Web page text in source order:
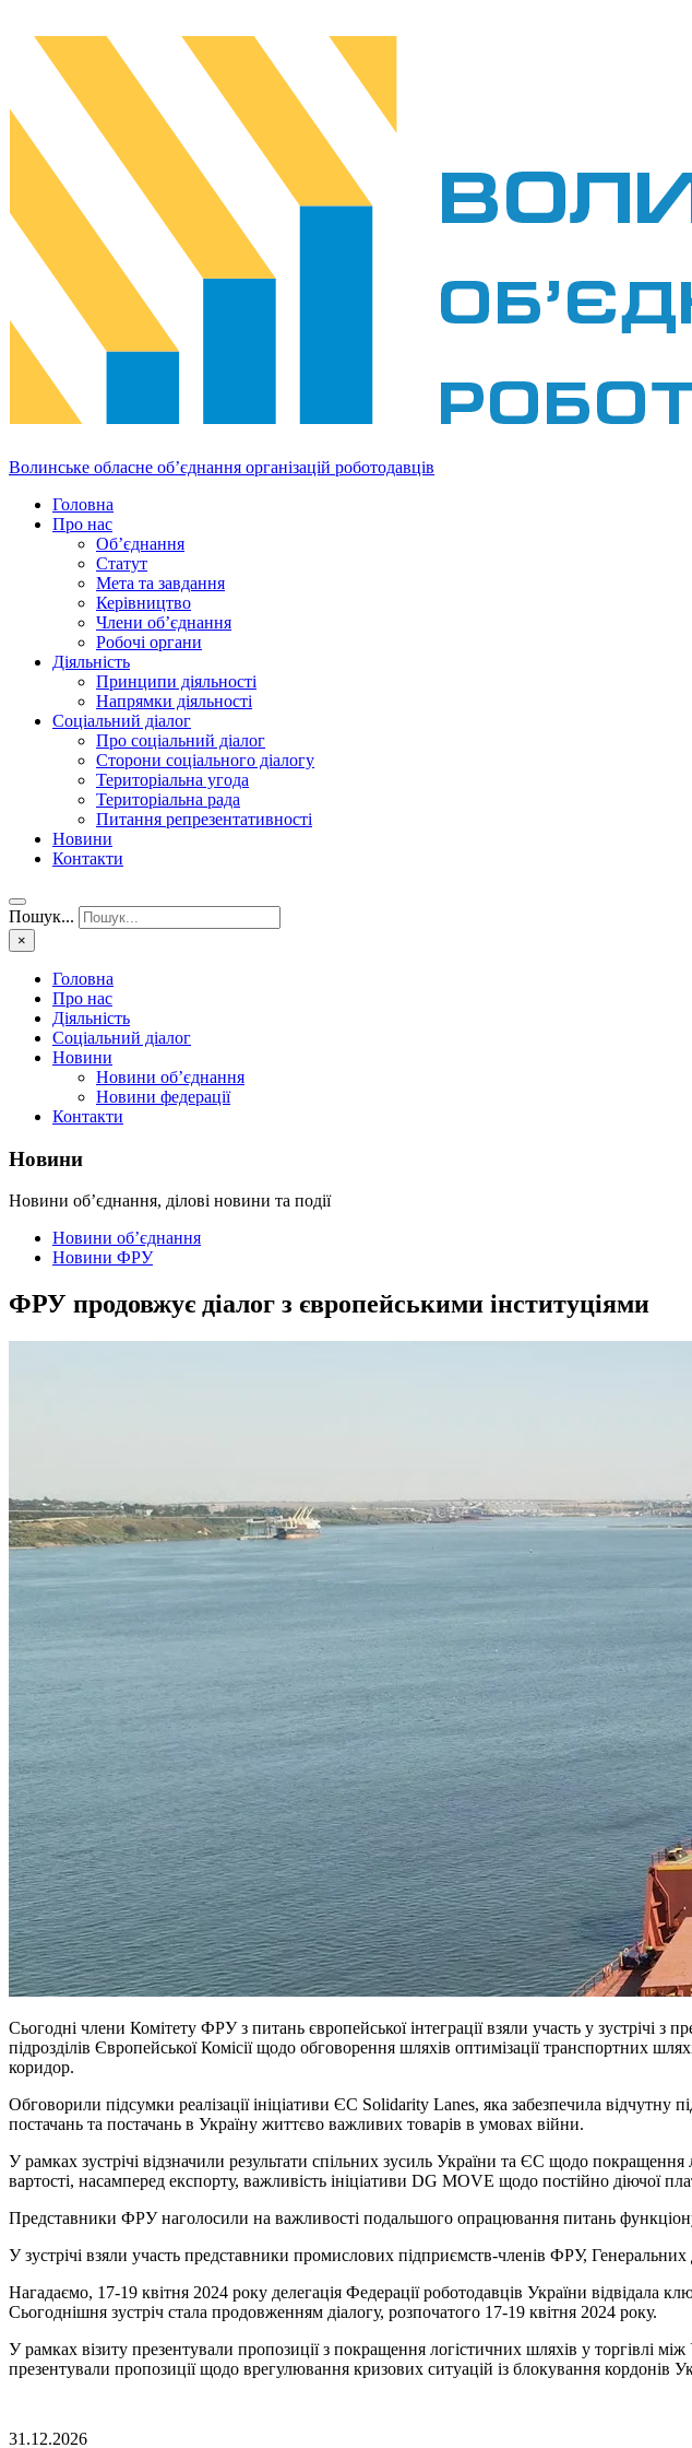
Волинське обласне об’єднання організацій роботодавців
Головна
Про нас
Об’єднання
Статут
Мета та завдання
Керівництво
Члени об’єднання
Робочі органи
Діяльність
Принципи діяльності
Напрямки діяльності
Соціальний діалог
Про соціальний діалог
Сторони соціального діалогу
Територіальна угода
Територіальна рада
Питання репрезентативності
Новини
Контакти
Пошук...
×
Головна
Про нас
Діяльність
Соціальний діалог
Новини
Новини об’єднання
Новини федерації
Контакти
Новини
Новини об’єднання, ділові новини та події
Новини об’єднання
Новини ФРУ
ФРУ продовжує діалог з європейськими інституціями
Сьогодні члени Комітету ФРУ з питань європейської інтеграції взяли участь у зустрічі
підрозділів Європейської Комісії щодо обговорення шляхів оптимізації транспортних
коридор.
Обговорили підсумки реалізації ініціативи ЄС Solidarity Lanes, яка забезпечила відчутну
постачань та постачань в Україну життєво важливих товарів в умовах війни.
У рамках зустрічі відзначили результати спільних зусиль України та ЄС щодо
вартості, насамперед експорту, важливість ініціативи DG MOVE щодо постійно діючої
Представники ФРУ наголосили на важливості подальшого опрацювання питань
У зустрічі взяли участь представники промислових підприємств-членів ФРУ,
Нагадаємо, 17-19 квітня 2024 року делегація Федерації роботодавців України відвідала
Сьогоднішня зустріч стала продовженням діалогу, розпочатого 17-19 квітня 2024 року.
У рамках візиту презентували пропозиції з покращення логістичних шляхів у торгівлі
презентували пропозиції щодо врегулювання кризових ситуацій із блокування кордонів
31.12.2026